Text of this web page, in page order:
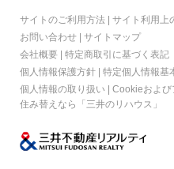
サイトのご利用方法 | サイト利用上
お問い合わせ | サイトマップ
会社概要 | 特定商取引に基づく表記
個人情報保護方針 | 特定個人情報基
個人情報の取り扱い | Cookieおよび
住み替えなら
「三井のリハウス」